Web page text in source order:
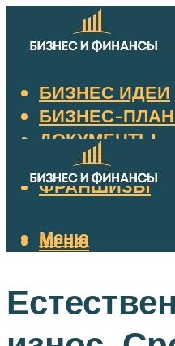
БИЗНЕС ИДЕИ
БИЗНЕС-
ДОКУМЕНТЫ
НАЛОГИ
ФРАНШИЗЫ
Меню
Меню